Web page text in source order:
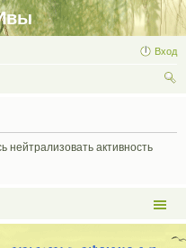
Вход
нейтрализовать активность